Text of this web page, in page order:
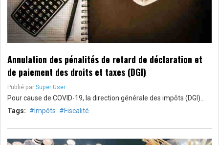
Annulation des pénalités de retard de déclaration et
de paiement des droits et taxes (DGI)
Publié par Super User
Pour cause de COVID-19, la direction générale des impôts (DGI)…
Tags:
Impôts Fiscalité